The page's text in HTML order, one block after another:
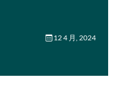
12 4 月, 2024